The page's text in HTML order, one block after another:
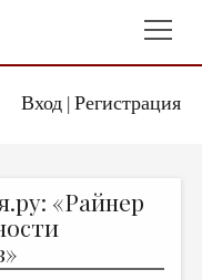
Вход| Регистрация
«Райнер